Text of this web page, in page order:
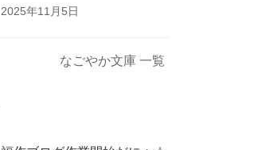
2025年11月5日
なごやか文庫 一覧